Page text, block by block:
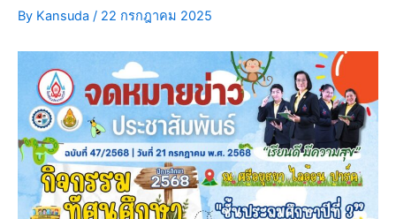
By Kansuda / 22 กรกฎาคม 2025